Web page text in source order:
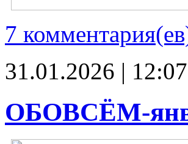
7
31.01.2026 | 12:07
ОБОВСЁМ-